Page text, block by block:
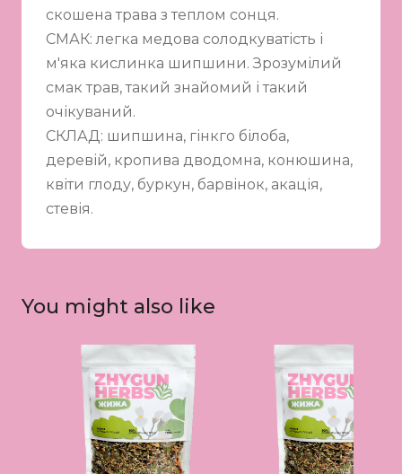
скошена трава з теплом сонця.
СМАК: легка медова солодкуватість і
м'яка кислинка шипшини. Зрозумілий
смак трав, такий знайомий і такий
очікуваний.
СКЛАД: шипшина, гінкго білоба,
деревій, кропива дводомна, конюшина,
квіти глоду, буркун, барвінок, акація,
стевія.
You might also like